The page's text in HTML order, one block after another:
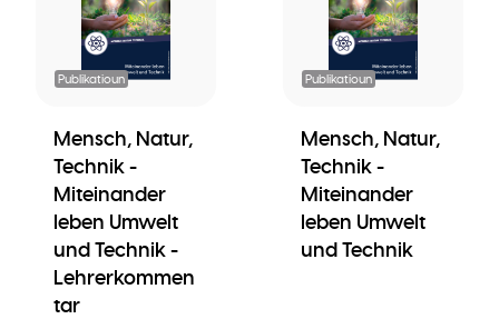
Publikatioun
Mensch, Natur,
Technik -
Miteinander
leben Umwelt
und Technik -
Lehrerkommen
tar
Publikatioun
Mensch, Natur,
Technik -
Miteinander
leben Umwelt
und Technik